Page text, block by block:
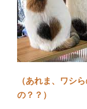
（あれま、ワシ
の？？）